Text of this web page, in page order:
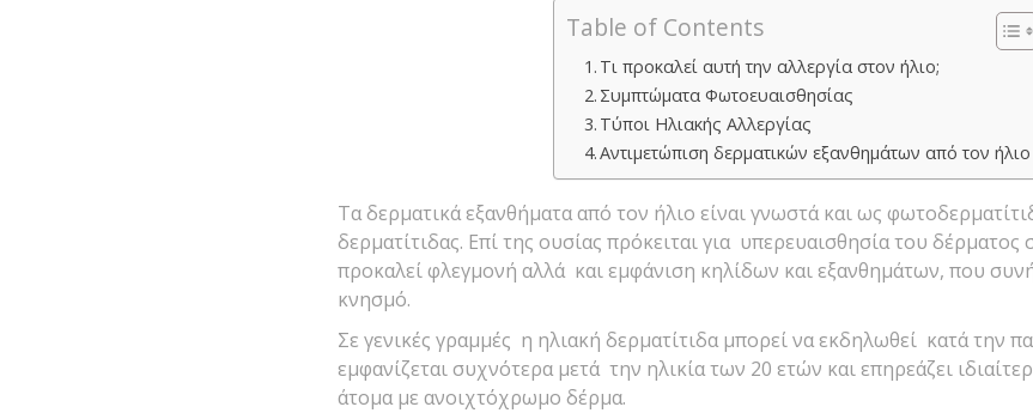
Table of Contents
Τι προκαλεί αυτή την αλλεργία στον ήλιο;
Συμπτώματα Φωτοευαισθησίας
Τύποι Ηλιακής Αλλεργίας
Αντιμετώπιση δερματικών εξανθημάτων από τον ήλιο
Τα δερματικά εξανθήματα από τον ήλιο είναι γνωστά και ως
δερματίτιδας. Επί της ουσίας πρόκειται για υπερευαισθησία του
προκαλεί φλεγμονή αλλά και εμφάνιση κηλίδων και εξανθημάτων, που
κνησμό.
Σε γενικές γραμμές η ηλιακή δερματίτιδα μπορεί να εκδηλωθεί κατά την
εμφανίζεται συχνότερα μετά την ηλικία των 20 ετών και επηρεάζει
άτομα με ανοιχτόχρωμο δέρμα.